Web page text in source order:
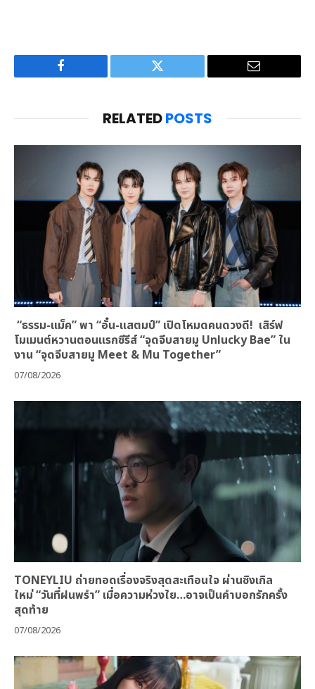
Facebook Twitter Email
RELATEDPOSTS
“ธรรม-แม็ค” พา “อั๋น-แสตมป์” เปิดโหมดคนดวงดี! เสิร์ฟ
โมเมนต์หวานตอนแรกซีรีส์ “จุดจีบสายมู Unlucky Bae” ใน
งาน “จุดจีบสายมู Meet & Mu Together”
07/08/2026
TONEYLIU ถ่ายทอดเรื่องจริงสุดสะเทือนใจ ผ่านซิงเกิล
ใหม่ “วันที่ฝนพรำ” เมื่อความห่วงใย…อาจเป็นคำบอกรักครั้ง
สุดท้าย
07/08/2026